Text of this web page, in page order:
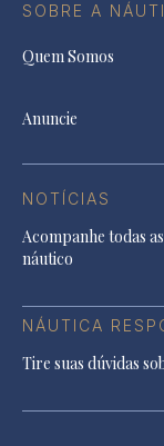
SOBRE A
Quem Somos
Anuncie
NOTÍCIAS
Acompanhe todas
náutico
NÁUTICA
Tire suas dúvidas